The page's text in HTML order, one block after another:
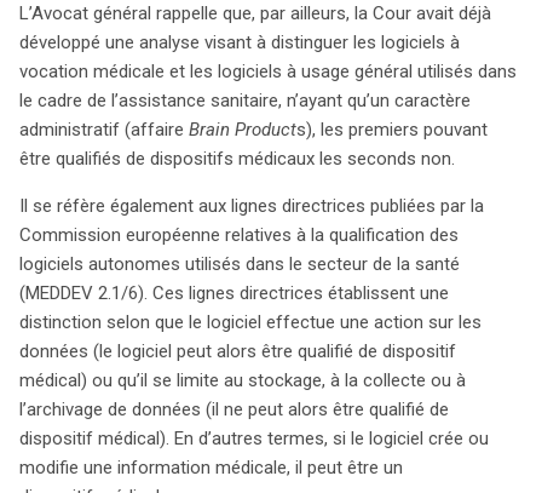
L’Avocat général rappelle que, par ailleurs, la Cour avait déjà
développé une analyse visant à distinguer les logiciels à
vocation médicale et les logiciels à usage général utilisés dans
le cadre de l’assistance sanitaire, n’ayant qu’un caractère
administratif (affaire Brain Products), les premiers pouvant
être qualifiés de dispositifs médicaux les seconds non.
Il se réfère également aux lignes directrices publiées par la
Commission européenne relatives à la qualification des
logiciels autonomes utilisés dans le secteur de la santé
(MEDDEV 2.1/6). Ces lignes directrices établissent une
distinction selon que le logiciel effectue une action sur les
données (le logiciel peut alors être qualifié de dispositif
médical) ou qu’il se limite au stockage, à la collecte ou à
l’archivage de données (il ne peut alors être qualifié de
dispositif médical). En d’autres termes, si le logiciel crée ou
modifie une information médicale, il peut être un